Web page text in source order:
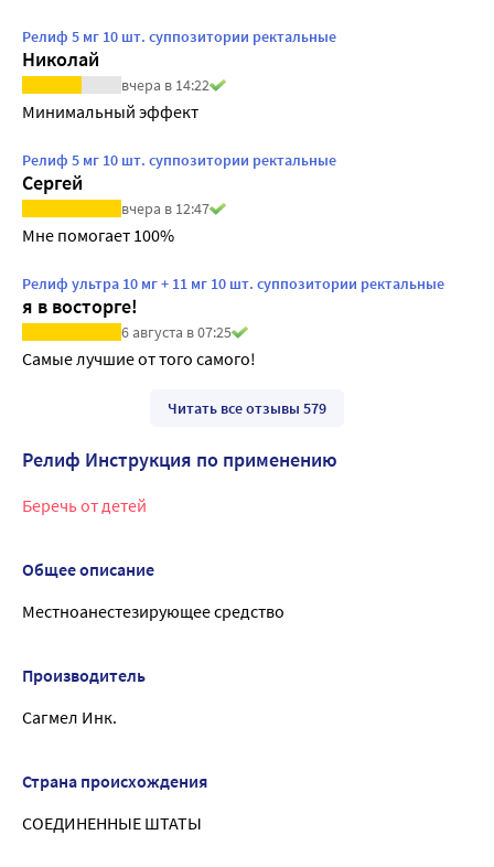
Релиф 5 мг 10 шт. суппозитории ректальные
Николай
вчера в 14:22
Минимальный эффект
Релиф 5 мг 10 шт. суппозитории ректальные
Сергей
вчера в 12:47
Мне помогает 100%
Релиф ультра 10 мг + 11 мг 10 шт. суппозитории ректальные
я в восторге!
6 августа в 07:25
Самые лучшие от того самого!
Читать все отзывы 579
Релиф Инструкция по применению
Беречь от детей
Общее описание
Местноанестезирующее средство
Производитель
Сагмел Инк.
Страна происхождения
СОЕДИНЕННЫЕ ШТАТЫ